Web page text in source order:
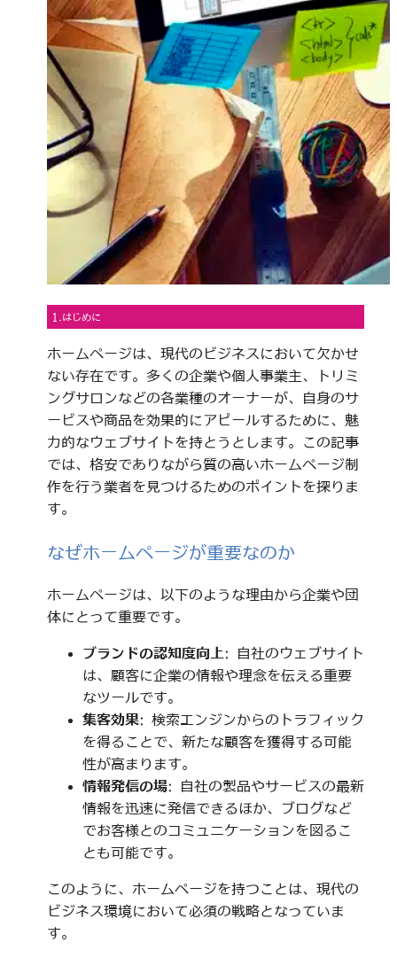
1.はじめに
ホームページは、現代のビジネスにおいて欠かせ
ない存在です。多くの企業や個人事業主、トリミ
ングサロンなどの各業種のオーナーが、自身のサ
ービスや商品を効果的にアピールするために、魅
力的なウェブサイトを持とうとします。この記事
では、格安でありながら質の高いホームページ制
作を行う業者を見つけるためのポイントを探りま
す。
なぜホームページが重要なのか
ホームページは、以下のような理由から企業や団
体にとって重要です。
ブランドの認知度向上: 自社のウェブサイト
は、顧客に企業の情報や理念を伝える重要
なツールです。
集客効果: 検索エンジンからのトラフィック
を得ることで、新たな顧客を獲得する可能
性が高まります。
情報発信の場: 自社の製品やサービスの最新
情報を迅速に発信できるほか、ブログなど
でお客様とのコミュニケーションを図るこ
とも可能です。
このように、ホームページを持つことは、現代の
ビジネス環境において必須の戦略となっていま
す。